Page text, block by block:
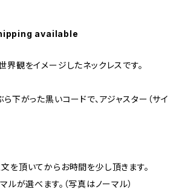
available
界観をイメージしたネックレスです。
ら下がった黒いコードで、アジャスター（サイ
を頂いてからお時間を少し頂きます。
ルが選べます。（写真はノーマル）